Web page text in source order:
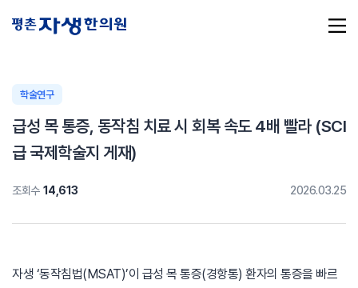
추천 검색어 #초음파약침
학술연구
급성 목 통증, 동작침 치료 시 회복 속도 4배 빨라 (SCI
급 국제학술지 게재)
조회수 14,613 2026.03.25
자생 ‘동작침법(MSAT)’이 급성 목 통증(경항통) 환자의 통증을 빠르